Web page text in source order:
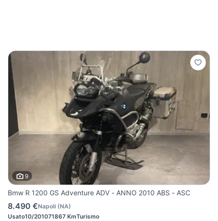
9
Bmw R 1200 GS Adventure ADV - ANNO 2010 ABS - ASC
8.490 €Napoli (NA)
Usato10/201071867 KmTurismo